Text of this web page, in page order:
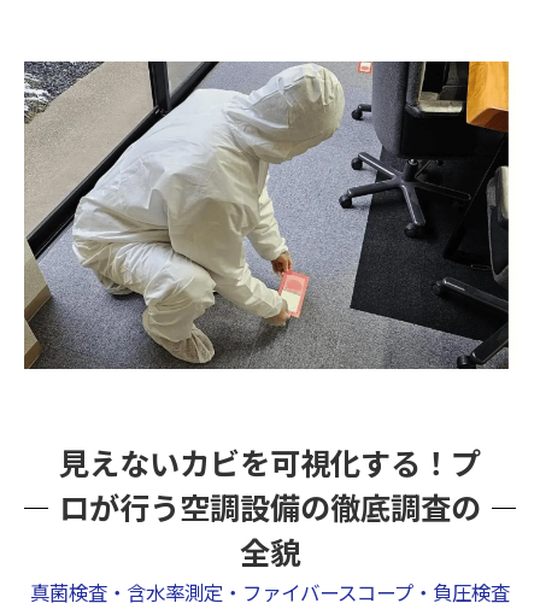
見えないカビを可視化する！プ
ロが行う空調設備の徹底調査の
全貌
真菌検査・含水率測定・ファイバースコープ・負圧検査